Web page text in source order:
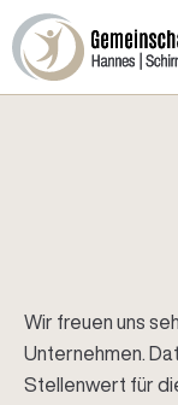
Wir freuen uns
Unternehmen.
Stellenwert für